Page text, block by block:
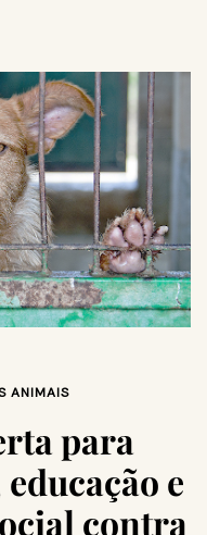
ANIMAIS
para
e
contra